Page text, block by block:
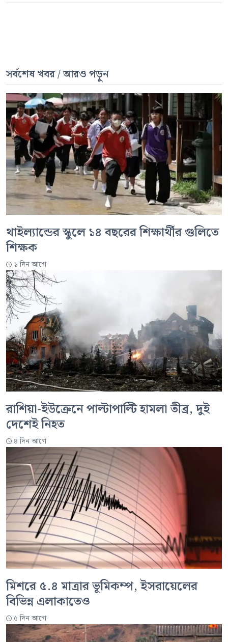
সর্বশেষ খবর / আরও পড়ুন
থাইল্যান্ডের স্কুলে ১৪ বছরের শিক্ষার্থীর গুলিতে
শিক্ষক
১ দিন আগে
রাশিয়া-ইউক্রেনে পাল্টাপাল্টি হামলা তীব্র, দুই
দেশেই নিহত
৪ দিন আগে
মিশরে ৫.৪ মাত্রার ভূমিকম্প, ইসরায়েলের
বিভিন্ন এলাকাতেও
৫ দিন আগে